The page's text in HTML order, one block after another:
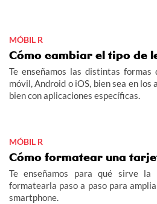
MÓBIL R
Cómo cambiar el tipo de
Te enseñamos las distintas
móvil, Android o iOS, bien sea en
bien con aplicaciones específicas.
MÓBIL R
Cómo formatear una
Te enseñamos para qué sirve
formatearla paso a paso para
smartphone.